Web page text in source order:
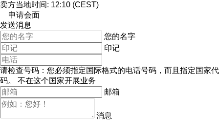
卖方当地时间: 12:10 (CEST)
申请会面
发送消息
您的名字
印记
请检查号码：您必须指定国际格式的电话号码，而且指定国家代
码。
不在这个国家开展业务
邮箱
消息